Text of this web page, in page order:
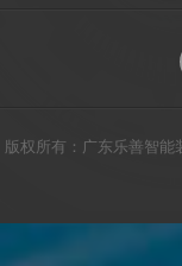
版权所有：广东乐善智